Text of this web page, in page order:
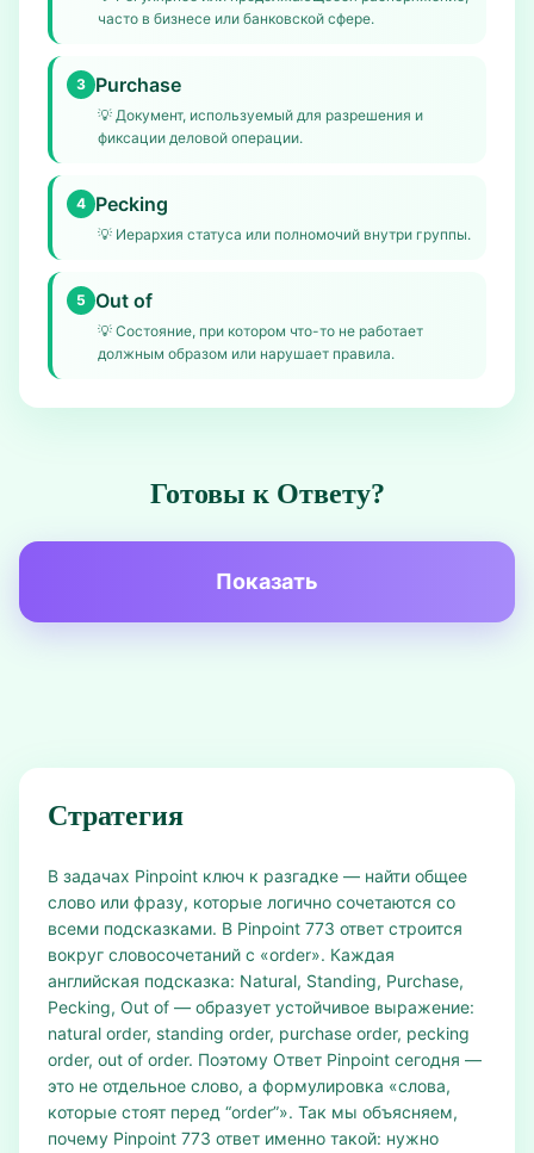
часто в бизнесе или банковской сфере.
3 Purchase
💡 Документ, используемый для разрешения и
фиксации деловой операции.
4 Pecking
💡 Иерархия статуса или полномочий внутри группы.
5 Out of
💡 Состояние, при котором что-то не работает
должным образом или нарушает правила.
Готовы к Ответу?
Показать
Стратегия
В задачах Pinpoint ключ к разгадке — найти общее
слово или фразу, которые логично сочетаются со
всеми подсказками. В Pinpoint 773 ответ строится
вокруг словосочетаний с «order». Каждая
английская подсказка: Natural, Standing, Purchase,
Pecking, Out of — образует устойчивое выражение:
natural order, standing order, purchase order, pecking
order, out of order. Поэтому Ответ Pinpoint сегодня —
это не отдельное слово, а формулировка «слова,
которые стоят перед “order”». Так мы объясняем,
почему Pinpoint 773 ответ именно такой: нужно